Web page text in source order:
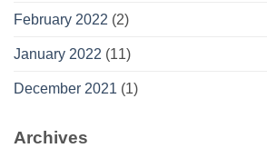
February 2022 (2)
January 2022 (11)
December 2021 (1)
Archives